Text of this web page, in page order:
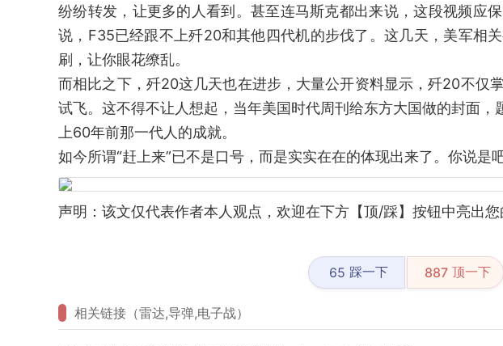
纷纷转发，让更多的人看到。甚至连马斯克都出来说，这段视频应
说，F35已经跟不上歼20和其他四代机的步伐了。这几天，美军相
刷，让你眼花缭乱。
而相比之下，歼20这几天也在进步，大量公开资料显示，歼20不仅
试飞。这不得不让人想起，当年美国时代周刊给东方大国做的封面，
上60年前那一代人的成就。
如今所谓“赶上来”已不是口号，而是实实在在的体现出来了。你说是
声明：该文仅代表作者本人观点，欢迎在下方【顶/踩】按钮中亮出您
65 踩一下 887 顶一下
相关链接（雷达,导弹,电子战）